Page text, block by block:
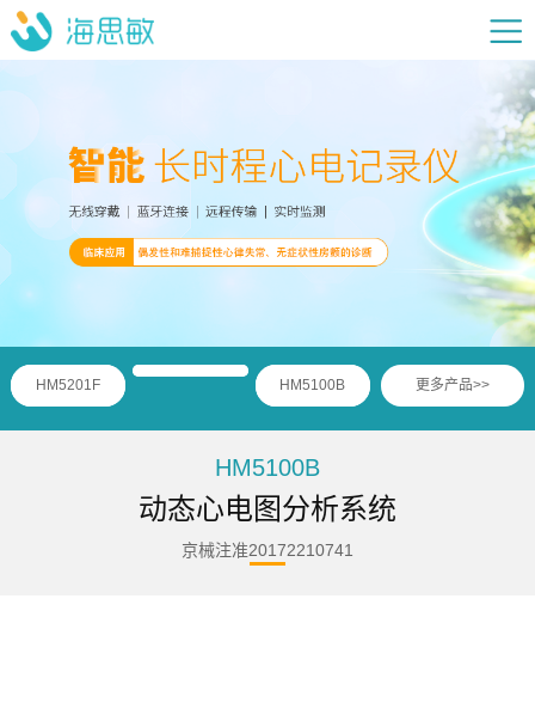
HM5201F HM5100B 更多产品>>
HM5100B
动态心电图分析系统
京械注准20172210741